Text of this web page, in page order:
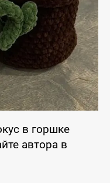
в горшке
автора в